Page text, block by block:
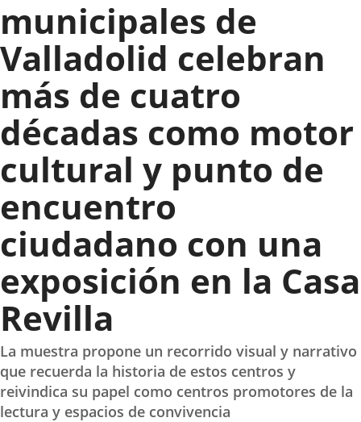
municipales de
Valladolid celebran
más de cuatro
décadas como motor
cultural y punto de
encuentro
ciudadano con una
exposición en la Casa
Revilla
La muestra propone un recorrido visual y narrativo
que recuerda la historia de estos centros y
reivindica su papel como centros promotores de la
lectura y espacios de convivencia